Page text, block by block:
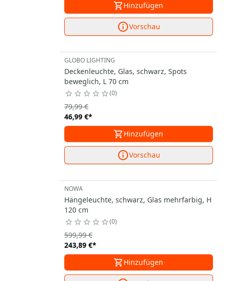
Hinzufügen
Vorschau
GLOBO LIGHTING
Deckenleuchte, Glas, schwarz, Spots
beweglich, L 70 cm
0
46,99 €*
79,99 €
Hinzufügen
Vorschau
NOWA
Hängeleuchte, schwarz, Glas mehrfarbig, H
120 cm
0
243,89 €*
599,99 €
Hinzufügen